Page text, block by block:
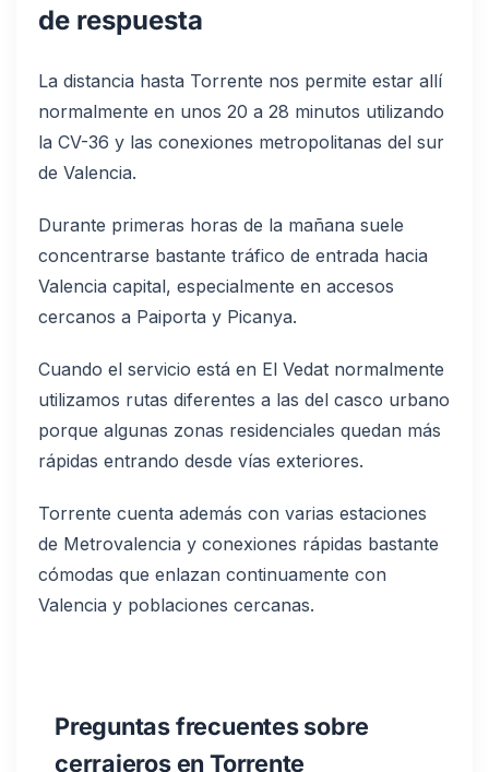
de respuesta
La distancia hasta Torrente nos permite estar allí
normalmente en unos 20 a 28 minutos utilizando
la CV-36 y las conexiones metropolitanas del sur
de Valencia.
Durante primeras horas de la mañana suele
concentrarse bastante tráfico de entrada hacia
Valencia capital, especialmente en accesos
cercanos a Paiporta y Picanya.
Cuando el servicio está en El Vedat normalmente
utilizamos rutas diferentes a las del casco urbano
porque algunas zonas residenciales quedan más
rápidas entrando desde vías exteriores.
Torrente cuenta además con varias estaciones
de Metrovalencia y conexiones rápidas bastante
cómodas que enlazan continuamente con
Valencia y poblaciones cercanas.
Preguntas frecuentes sobre
cerrajeros en Torrente